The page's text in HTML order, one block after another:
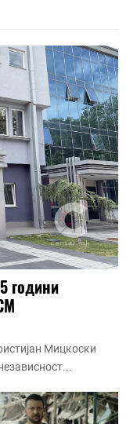
години
Мицкоски